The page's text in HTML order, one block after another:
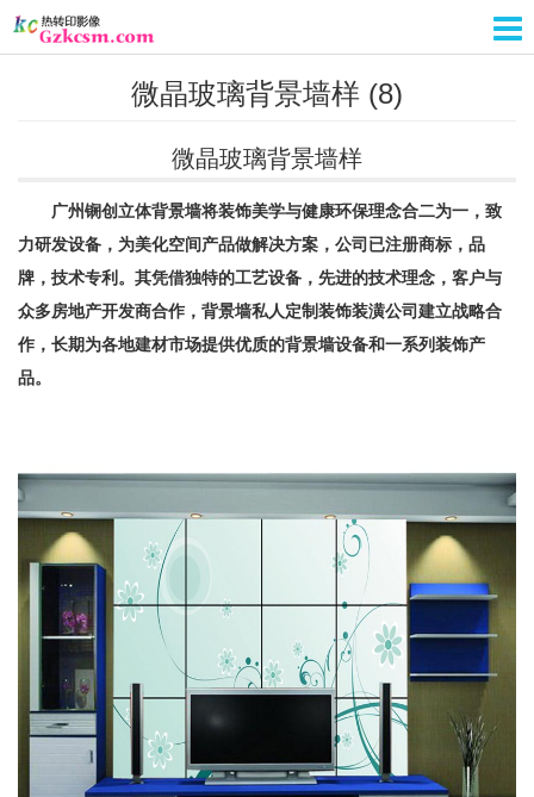
微晶玻璃背景墙样 (8)
微晶玻璃背景墙样
广州锎创立体背景墙将装饰美学与健康环保理念合二为一，致
力研发设备，为美化空间产品做解决方案，公司已注册商标，品
牌，技术专利。其凭借独特的工艺设备，先进的技术理念，客户与
众多房地产开发商合作，背景墙私人定制装饰装潢公司建立战略合
作，长期为各地建材市场提供优质的背景墙设备和一系列装饰产
品。